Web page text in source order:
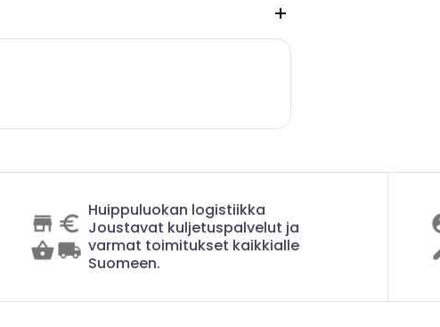
Huippuluokan logistiikka
Joustavat kuljetuspalvelut ja
varmat toimitukset kaikkialle
Suomeen.